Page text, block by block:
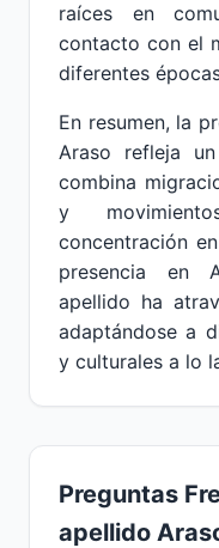
raíces en
contacto con el
diferentes
En resumen, la
Araso refleja
combina
y
concentración
presencia en
apellido ha
adaptándose a
y culturales a lo
Preguntas
apellido